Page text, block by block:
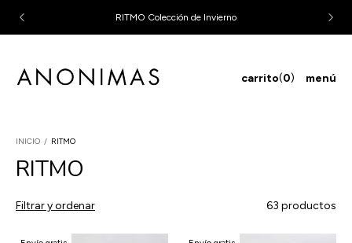
3 CUOTAS SIN MONTO MINIMO & 6 CUOTAS SIN INTERÉS EN
COMPRAS MAYORES A $200.000
menú
carrito(0)
INICIO / RITMO
RITMO
Filtrar y ordenar 63 productos